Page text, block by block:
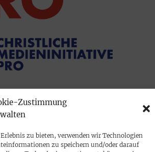
Zustimmung
zu bieten, verwenden wir Technologien
zu speichern und/oder darauf